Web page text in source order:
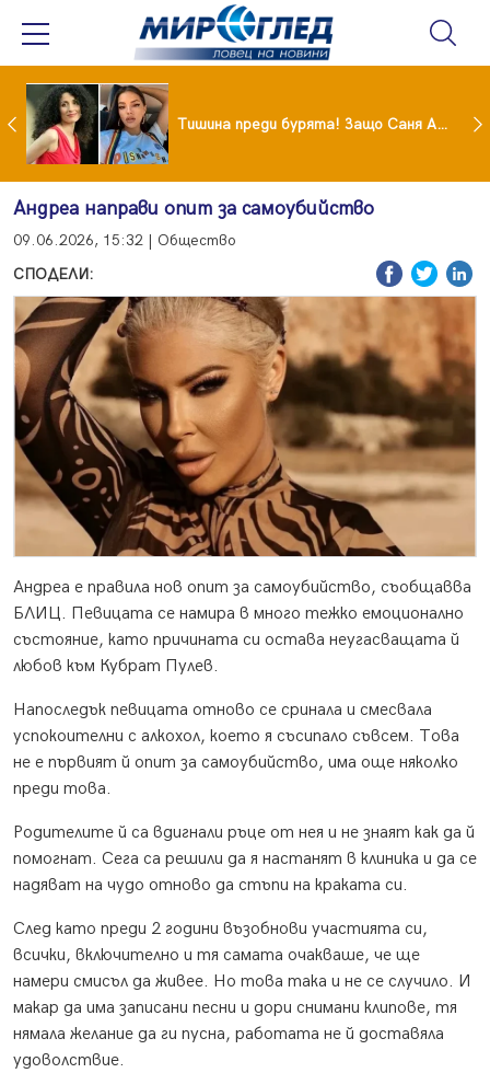
От 9 август цените на етикетите само в евро Тишина преди бурята! Защо Саня Армутлиева продължава да мълчи за раздялата с Дара?
Андреа направи опит за самоубийство
09.06.2026, 15:32 | Общество
СПОДЕЛИ:
Андреа е правила нов опит за самоубийство, съобщавва
БЛИЦ. Певицата се намира в много тежко емоционално
състояние, като причината си остава неугасващата й
любов към Кубрат Пулев.
Напоследък певицата отново се сринала и смесвала
успокоителни с алкохол, което я съсипало съвсем. Това
не е първият й опит за самоубийство, има още няколко
преди това.
Родителите й са вдигнали ръце от нея и не знаят как да й
помогнат. Сега са решили да я настанят в клиника и да се
надяват на чудо отново да стъпи на краката си.
След като преди 2 години възобнови участията си,
всички, включително и тя самата очакваше, че ще
намери смисъл да живее. Но това така и не се случило. И
макар да има записани песни и дори снимани клипове, тя
нямала желание да ги пусна, работата не й доставяла
удоволствие.